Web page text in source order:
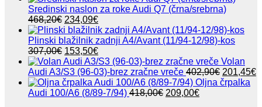
Sredinski naslon za roke Audi Q7 (črna/srebrna)
468,20€ Izvirna
cena
je
bila:
468,20€.
234,09€Trenutna
cena
je:
234,09€.
Plinski blažilnik zadnji A4/Avant (11/94-12/98)-kos
307,00€ Izvirna
cena
je
bila:
307,00€.
153,50€Trenutna
cena
je:
153,50€.
Volan
Audi A3/S3 (96-03)-brez zračne vreče 402,90€ Izvirna
cena
201,45€
Oljna črpalka
Audi 100/A6 (8/89-7/94) 418,00€ Izvirna
209,00€Trenutna